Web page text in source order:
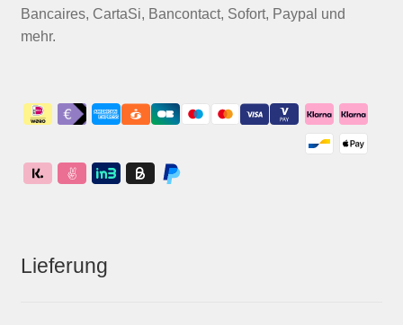
Bancaires, CartaSi, Bancontact, Sofort, Paypal und
mehr.
Lieferung